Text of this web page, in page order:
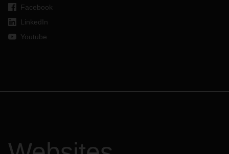
Facebook
LinkedIn
Youtube